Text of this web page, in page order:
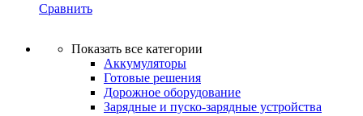
Сравнить
Показать все категории
Аккумуляторы
Готовые решения
Дорожное оборудование
Зарядные и пуско-зарядные устройства